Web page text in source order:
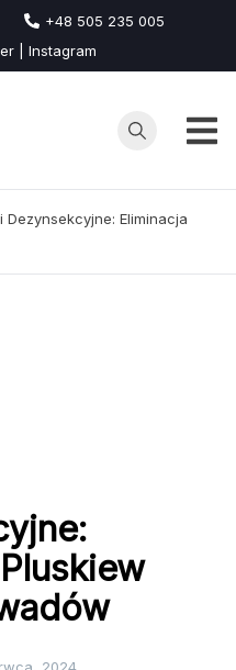
+48 505 235 005
| Instagram
Dezynsekcyjne: Eliminacja
2024